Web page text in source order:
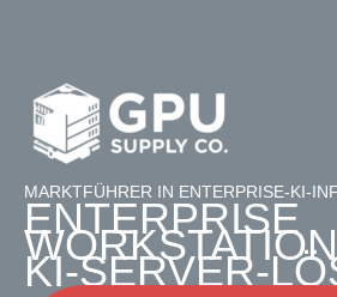
MARKTFÜHRER IN ENTERPRISE-KI-
ENTERPRISE
KI-SERVER-